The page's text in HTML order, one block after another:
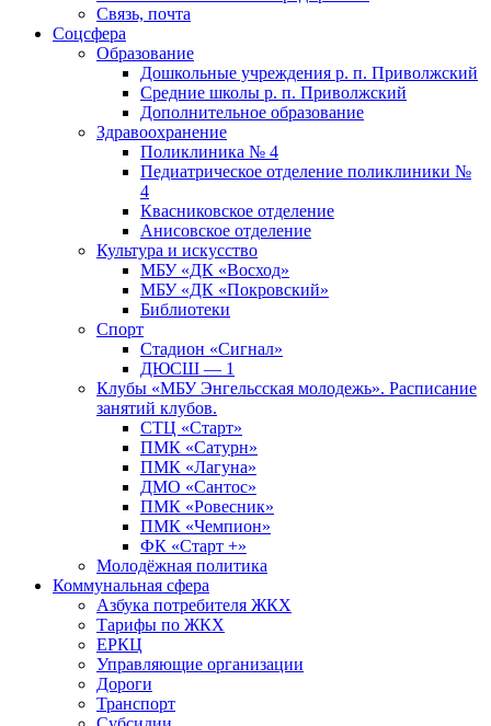
Связь, почта
Соцсфера
Образование
Дошкольные учреждения р. п. Приволжский
Средние школы р. п. Приволжский
Дополнительное образование
Здравоохранение
Поликлиника № 4
Педиатрическое отделение поликлиники №
4
Квасниковское отделение
Анисовское отделение
Культура и искусство
МБУ «ДК «Восход»
МБУ «ДК «Покровский»
Библиотеки
Спорт
Стадион «Сигнал»
ДЮСШ — 1
Клубы «МБУ Энгельсская молодежь». Расписание
занятий клубов.
СТЦ «Старт»
ПМК «Сатурн»
ПМК «Лагуна»
ДМО «Сантос»
ПМК «Ровесник»
ПМК «Чемпион»
ФК «Старт +»
Молодёжная политика
Коммунальная сфера
Азбука потребителя ЖКХ
Тарифы по ЖКХ
ЕРКЦ
Управляющие организации
Дороги
Транспорт